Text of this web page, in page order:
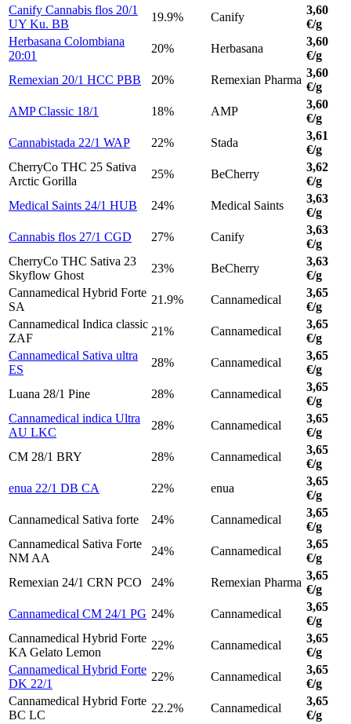
Canify Cannabis flos 20/1
UY Ku. BB
19.9% Canify
3,60
€/g
Herbasana Colombiana
20:01
20% Herbasana
3,60
€/g
Remexian 20/1 HCC PBB
20% Remexian Pharma
3,60
€/g
AMP Classic 18/1
18% AMP
3,60
€/g
Cannabistada 22/1 WAP
22% Stada
3,61
€/g
CherryCo THC 25 Sativa
Arctic Gorilla
25% BeCherry
3,62
€/g
Medical Saints 24/1 HUB
24% Medical Saints
3,63
€/g
Cannabis flos 27/1 CGD
27% Canify
3,63
€/g
CherryCo THC Sativa 23
Skyflow Ghost
23% BeCherry
3,63
€/g
Cannamedical Hybrid Forte
SA
21.9% Cannamedical
3,65
€/g
Cannamedical Indica classic
ZAF
21% Cannamedical
3,65
€/g
Cannamedical Sativa ultra
ES
28% Cannamedical
3,65
€/g
Luana 28/1 Pine
28% Cannamedical
3,65
€/g
Cannamedical indica Ultra
AU LKC
28% Cannamedical
3,65
€/g
CM 28/1 BRY
28% Cannamedical
3,65
€/g
enua 22/1 DB CA
22% enua
3,65
€/g
Cannamedical Sativa forte
24% Cannamedical
3,65
€/g
Cannamedical Sativa Forte
NM AA
24% Cannamedical
3,65
€/g
Remexian 24/1 CRN PCO
24% Remexian Pharma
3,65
€/g
Cannamedical CM 24/1 PG 24% Cannamedical
3,65
€/g
Cannamedical Hybrid Forte
KA Gelato Lemon
22% Cannamedical
3,65
€/g
Cannamedical Hybrid Forte
DK 22/1
22% Cannamedical
3,65
€/g
Cannamedical Hybrid Forte
BC LC
22.2% Cannamedical
3,65
€/g